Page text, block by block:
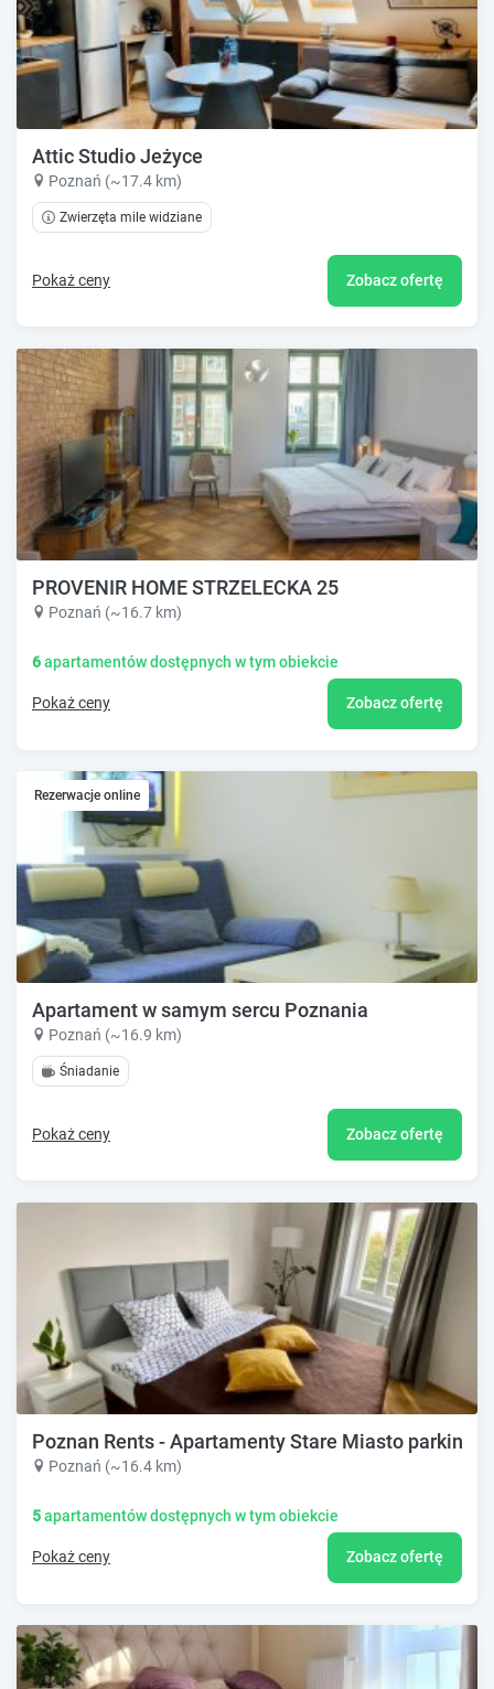
Attic Studio Jeżyce
Poznań (~17.4 km)
Zwierzęta mile widziane
Pokaż ceny Zobacz ofertę
PROVENIR HOME STRZELECKA 25
Poznań (~16.7 km)
6apartamentów dostępnych w tym obiekcie
Pokaż ceny Zobacz ofertę
Rezerwacje online
Apartament w samym sercu Poznania
Poznań (~16.9 km)
Śniadanie
Pokaż ceny Zobacz ofertę
Poznan Rents - Apartamenty Stare Miasto parking
Poznań (~16.4 km)
5apartamentów dostępnych w tym obiekcie
Pokaż ceny Zobacz ofertę